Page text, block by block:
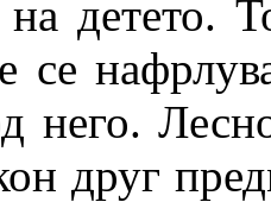
на детето.
се
него.
друг